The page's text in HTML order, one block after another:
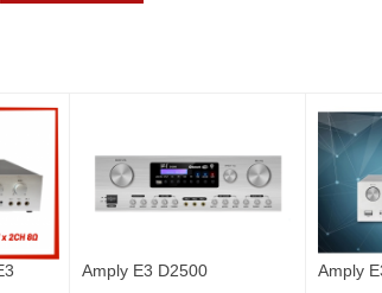
Amply E3 D2500 Amply